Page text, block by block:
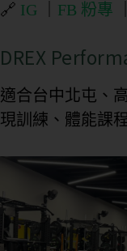
🔗 IG FB 粉專
DREX
適合台中北屯、
現訓練、體能課